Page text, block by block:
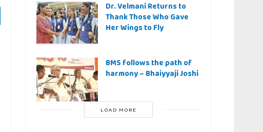
Dr. Velmani Returns to
Thank Those Who Gave
Her Wings to Fly
BMS follows the path of
harmony – Bhaiyyaji Joshi
LOAD MORE